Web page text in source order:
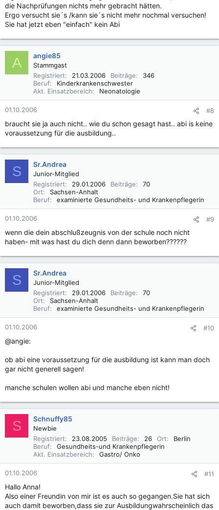
die Nachprüfungen nichts mehr gebracht hätten.
Ergo versucht sie´s /kann sie´s nicht mehr nochmal versuchen!
Sie hat jetzt eben "einfach" kein Abi
A angie85
Stammgast
Registriert
21.03.2006 Beiträge
346
Beruf
Kinderkrankenschwester
Akt. Einsatzbereich
Neonatologie
01.10.2006 #8
braucht sie ja auch nicht.. wie du schon gesagt hast.. abi is keine
voraussetzung für die ausbildung..
S Sr.Andrea
Junior-Mitglied
Registriert
29.01.2006 Beiträge
70
Ort
Sachsen-Anhalt
Beruf
examinierte Gesundheits- und Krankenpflegerin
01.10.2006 #9
wenn die dein abschlußzeugnis von der schule noch nicht
haben- mit was hast du dich denn dann beworben??????
S Sr.Andrea
Junior-Mitglied
Registriert
29.01.2006 Beiträge
70
Ort
Sachsen-Anhalt
Beruf
examinierte Gesundheits- und Krankenpflegerin
01.10.2006 #10
@angie:
ob abi eine voraussetzung für die ausbildung ist kann man doch
gar nicht generell sagen!
manche schulen wollen abi und manche eben nicht!
S Schnuffy85
Newbie
Registriert
23.08.2005 Beiträge 26 Ort
Berlin
Beruf
Gesundheits-und Krankenpflegerin
Akt. Einsatzbereich
Gastro/ Onko
01.10.2006 #11
Hallo Anna!
Also einer Freundin von mir ist es auch so gegangen.Sie hat sich
auch damit beworben,dass sie zur Ausbildungwahrscheinlich das